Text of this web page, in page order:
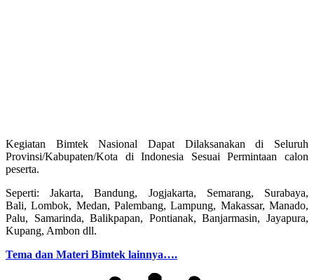
Kegiatan Bimtek Nasional Dapat Dilaksanakan di Seluruh
Provinsi/Kabupaten/Kota di Indonesia Sesuai Permintaan calon
peserta.
Seperti: Jakarta, Bandung, Jogjakarta, Semarang, Surabaya,
Bali, Lombok, Medan, Palembang, Lampung, Makassar, Manado,
Palu, Samarinda, Balikpapan, Pontianak, Banjarmasin, Jayapura,
Kupang, Ambon dll.
Tema dan Materi Bimtek lainnya….